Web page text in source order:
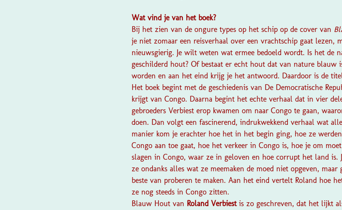
Wat vind je van het boek?
Bij het zien van de ongure types op het schip op de cover van
je niet zomaar een reisverhaal over een vrachtschip gaat
nieuwsgierig. Je wilt weten wat ermee bedoeld wordt. Is het de
geschilderd hout? Of bestaat er echt hout dat van nature blauw
worden en aan het eind krijg je het antwoord. Daardoor is de
Het boek begint met de geschiedenis van De Democratische
krijgt van Congo. Daarna begint het echte verhaal dat in vier
gebroeders Verbiest erop kwamen om naar Congo te gaan,
doen. Dan volgt een fascinerend, indrukwekkend verhaal wat
manier kom je erachter hoe het in het begin ging, hoe ze
Congo aan toe gaat, hoe het verkeer in Congo is, hoe je om
slagen in Congo, waar ze in geloven en hoe corrupt het land is.
ze ondanks alles wat ze meemaken de moed niet opgeven,
beste van proberen te maken. Aan het eind vertelt Roland hoe
ze nog steeds in Congo zitten.
Blauw Hout van Roland Verbiest is zo geschreven, dat het lijkt